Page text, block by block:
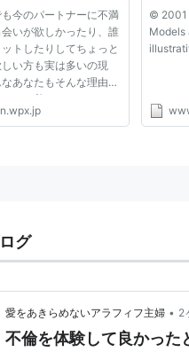
今のパートナーに不満
いが欲しかったり、誰
トしたりしてちょっと
い方も実は多いの現
あなたもそんな理由で
たどり着いたのではない
。 『今のパートナー
© 2001
Models
グ
愛をあきらめないアラフィフ主婦 • 2
不倫を体験して良かった